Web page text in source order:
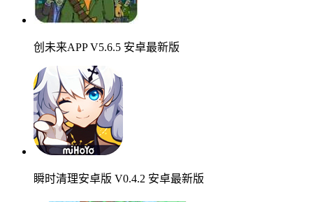
创未来APP V5.6.5 安卓最新版
瞬时清理安卓版 V0.4.2 安卓最新版